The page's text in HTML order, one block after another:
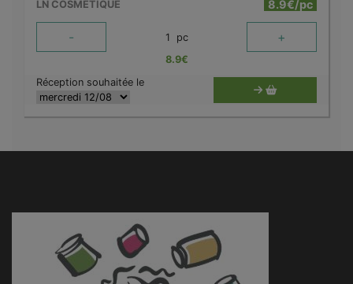
LN COSMÉTIQUE 8.9€/pc
- 1 pc +
8.9€
Réception souhaitée le